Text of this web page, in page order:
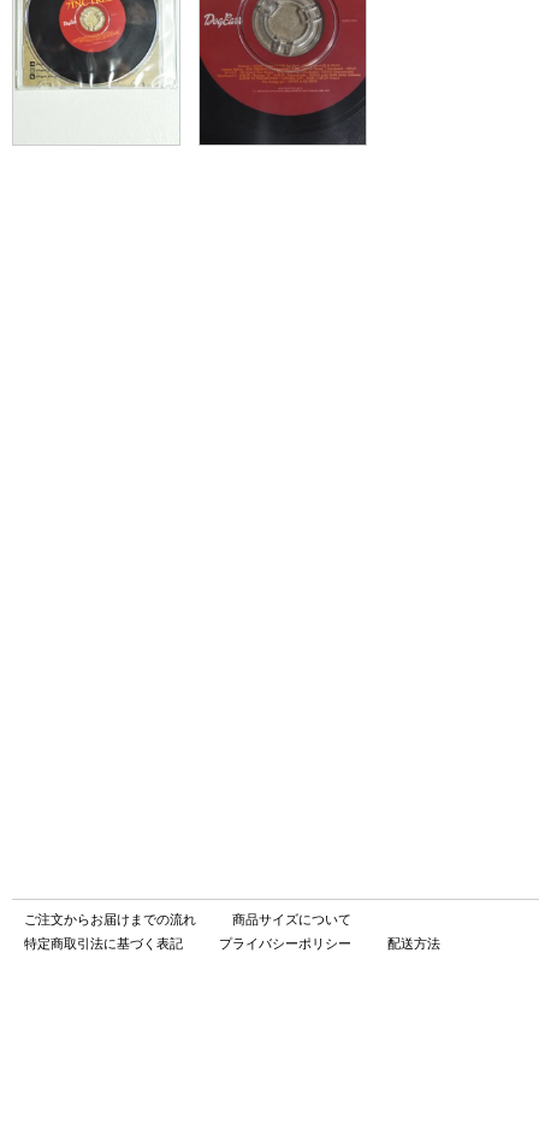
ご注文からお届けまでの流れ
商品サイズについて
特定商取引法に基づく表記
プライバシーポリシー 配送方法